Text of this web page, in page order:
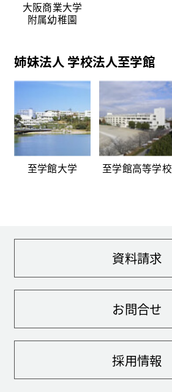
大阪商業大学
附属幼稚園
姉妹法人 学校法人至学館
至学館大学 至学館高等学校
資料請求
お問合せ
採用情報